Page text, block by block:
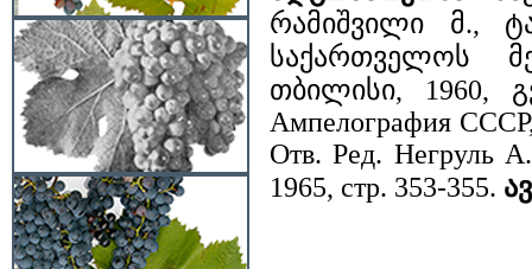
რამიშვილი მ.,
საქართველოს
თბილისი, 1960,
Ампелография
Отв. Ред. Негруль
1965, стр. 353-355.